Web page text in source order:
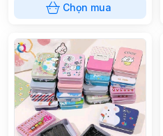
Chọn mua